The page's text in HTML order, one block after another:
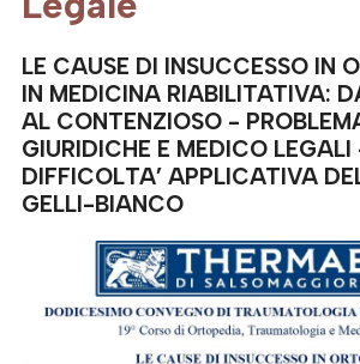
LE CAUSE DI INSUCCESSO IN
IN MEDICINA RIABILITATIVA:
AL CONTENZIOSO -
GIURIDICHE E MEDICO
DIFFICOLTA’ APPLICATIVA
GELLI-BIANCO